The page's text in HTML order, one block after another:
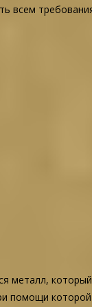
всем
металл,
помощи